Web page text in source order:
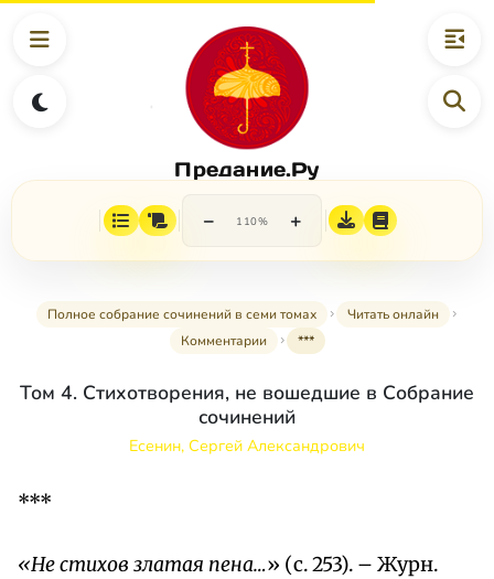
Предание.Ру
− 110% +
Полное собрание сочинений в семи томах
Читать онлайн
Комментарии
***
Том 4. Стихотворения, не вошедшие в Собрание
сочинений
Есенин, Сергей Александрович
***
«Не стихов златая пена…» (с. 253). – Журн.